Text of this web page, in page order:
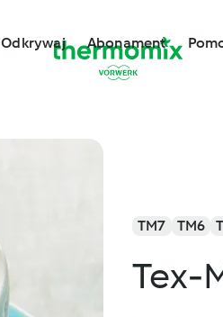
Odkrywaj Abonament
TM7 TM6
Tex-